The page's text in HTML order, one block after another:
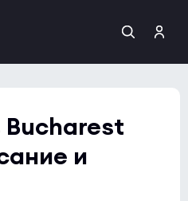
Bucharest
и